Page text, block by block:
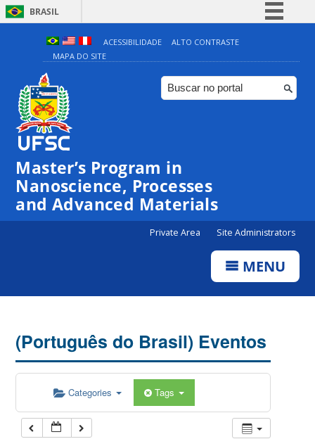
BRASIL
Simplifique!
Comunica BR
Participe
ACESSIBILIDADE
ALTO CONTRASTE
MAPA DO SITE
Master’s Program in
Nanoscience, Processes
and Advanced Materials
Private Area Site Administrators
MENU
(Português do Brasil) Eventos
Categories Tags